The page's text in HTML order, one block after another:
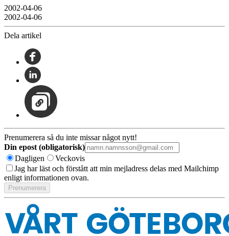
2002-04-06
2002-04-06
Dela artikel
Prenumerera så du inte missar något nytt!
Din epost (obligatorisk)
Dagligen
Veckovis
Jag har läst och förstått att min mejladress delas med Mailchimp
enligt informationen ovan.